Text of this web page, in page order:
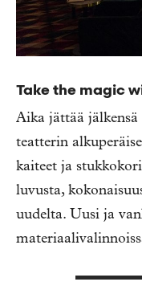
Take the magic
Aika jättää
teatterin
kaiteet ja
luvusta,
uudelta. Uusi ja